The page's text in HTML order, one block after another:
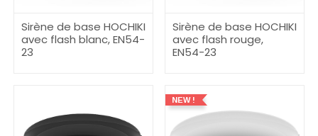
Sirène de base HOCHIKI
avec flash blanc, EN54-
23
Sirène de base HOCHIKI
avec flash rouge,
EN54-23
NEW !